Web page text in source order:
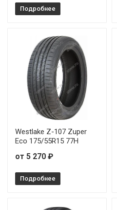
Подробнее
Westlake Z-107 Zuper
Eco 175/55R15 77H
от 5 270 ₽
Подробнее